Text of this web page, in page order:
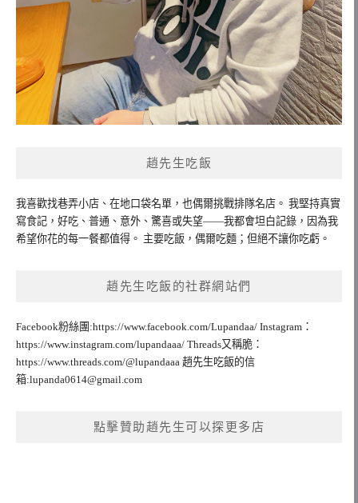
趙先生吃飯
我喜歡找巷弄小店、在地口袋名單，也偶爾挑戰排隊名店。 我堅持真實
寫食記，好吃、普通、意外、驚喜或失望——我都會坦白記錄，因為我
希望你花的每一餐都值得。 主要吃飯，偶爾吃麵；但絕不讓你吃虧。
趙先生吃飯的社群網站們
Facebook粉絲團:https://www.facebook.com/Lupandaa/ Instagram：
https://www.instagram.com/lupandaaa/ Threads又稱脆：
https://www.threads.com/@lupandaaa 趙先生吃飯的信
箱:lupanda0614@gmail.com
點擊贊助趙先生可以探更多店